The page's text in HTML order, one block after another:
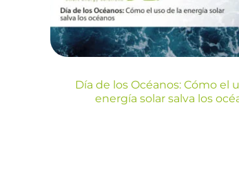
Blog
Día de los Océanos: Cómo el
energía solar salva los